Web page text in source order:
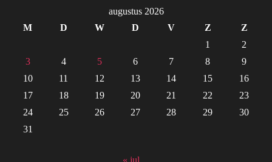
augustus 2026
M
D W D V Z
Z
1
2
3
4 5 6 7 8
9
10
11 12 13 14 15
16
17
18 19 20 21 22
23
24
25 26 27 28 29
30
31
« jul